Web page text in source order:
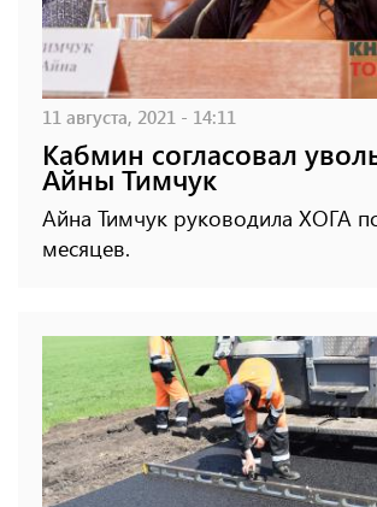
11 августа, 2021 - 14:11
Кабмин согласовал
Айны Тимчук
Айна Тимчук руководила ХОГА
месяцев.